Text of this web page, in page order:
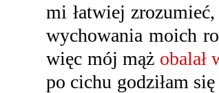
mi łatwiej
wychowania moich
więc mój mąż obalał
po cichu godziłam